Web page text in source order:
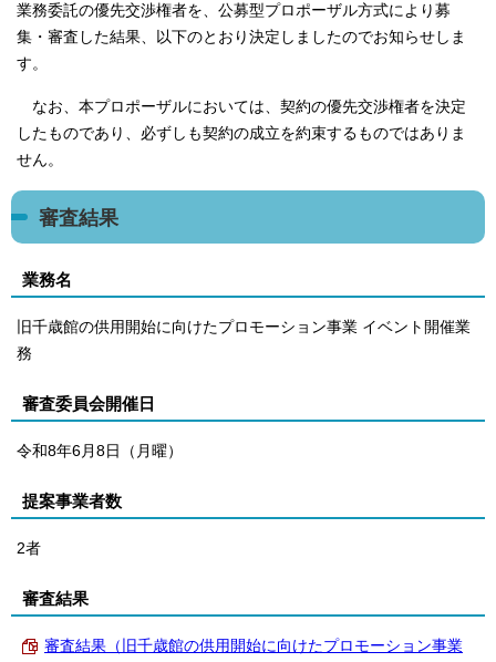
業務委託の優先交渉権者を、公募型プロポーザル方式により募
集・審査した結果、以下のとおり決定しましたのでお知らせしま
す。
なお、本プロポーザルにおいては、契約の優先交渉権者を決定
したものであり、必ずしも契約の成立を約束するものではありま
せん。
審査結果
業務名
旧千歳館の供用開始に向けたプロモーション事業 イベント開催業
務
審査委員会開催日
令和8年6月8日（月曜）
提案事業者数
2者
審査結果
審査結果（旧千歳館の供用開始に向けたプロモーション事業